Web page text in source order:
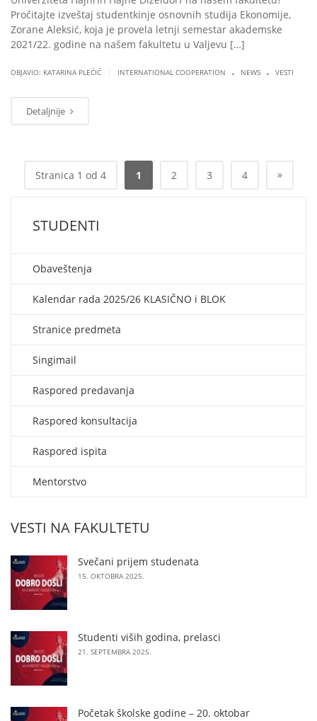
Pročitajte izveštaj studentkinje osnovnih studija Ekonomije,
Zorane Aleksić, koja je provela letnji semestar akademske
2021/22. godine na našem fakultetu u Valjevu […]
OBJAVIO: KATARINA PLEĆIĆ INTERNATIONAL COOPERATION . NEWS . VESTI
Detaljnije
Stranica 1 od 4 1 2 3 4 »
STUDENTI
Obaveštenja
Kalendar rada 2025/26 KLASIČNO i BLOK
Stranice predmeta
Singimail
Raspored predavanja
Raspored konsultacija
Raspored ispita
Mentorstvo
VESTI NA FAKULTETU
Svečani prijem studenata
15. OKTOBRA 2025.
Studenti viših godina, prelasci
21. SEPTEMBRA 2025.
Početak školske godine – 20. oktobar